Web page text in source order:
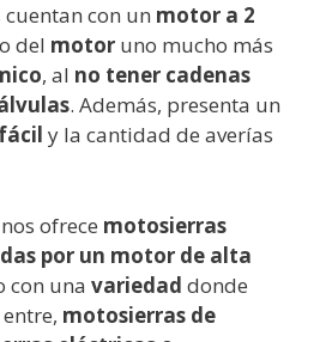
con un motor a 2
del motor uno mucho más
, al no tener cadenas
. Además, presenta un
y la cantidad de averías
nos ofrece motosierras
por un motor de alta
con una variedad donde
motosierras de